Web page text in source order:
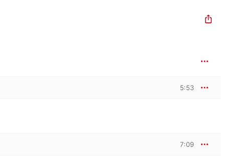
5:53
7:09